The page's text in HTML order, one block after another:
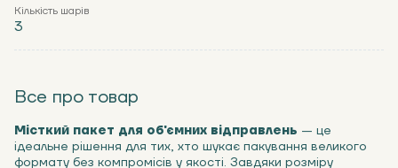
Кількість шарів
3
Все про товар
Місткий пакет для об'ємних відправлень — це
ідеальне рішення для тих, хто шукає пакування великого
формату без компромісів у якості. Завдяки розміру